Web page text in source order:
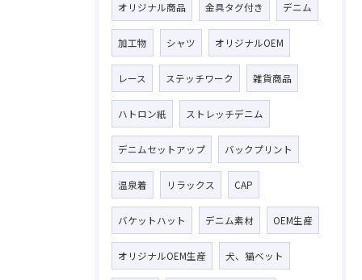
オリジナル商品 金具タグ付き デニム
加工物 シャツ オリジナルOEM
レース ステッチワーク 雑貨商品
ハトロン紙 ストレッチデニム
デニムセットアップ バックプリント
温泉着 リラックス CAP
バケットハット デニム素材 OEM生産
オリジナルOEM生産 犬、猫ベット